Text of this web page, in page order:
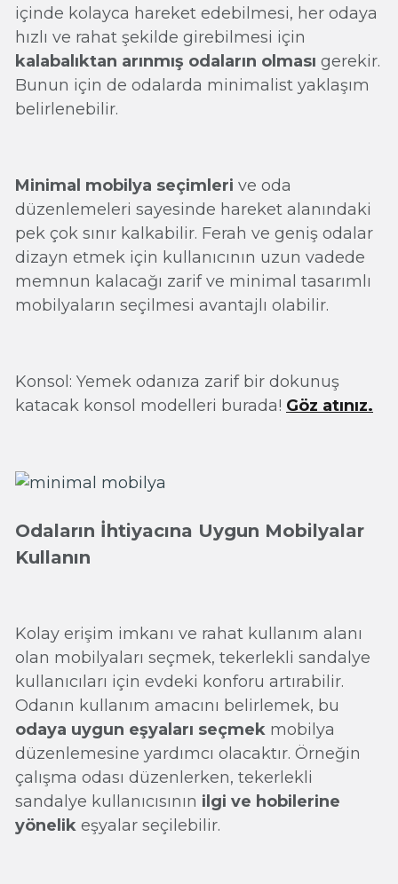
içinde kolayca hareket edebilmesi, her odaya
hızlı ve rahat şekilde girebilmesi için
kalabalıktan arınmış odaların olması gerekir.
Bunun için de odalarda minimalist yaklaşım
belirlenebilir.
Minimal mobilya seçimleri ve oda
düzenlemeleri sayesinde hareket alanındaki
pek çok sınır kalkabilir. Ferah ve geniş odalar
dizayn etmek için kullanıcının uzun vadede
memnun kalacağı zarif ve minimal tasarımlı
mobilyaların seçilmesi avantajlı olabilir.
Konsol: Yemek odanıza zarif bir dokunuş
katacak konsol modelleri burada! Göz atınız.
Odaların İhtiyacına Uygun Mobilyalar
Kullanın
Kolay erişim imkanı ve rahat kullanım alanı
olan mobilyaları seçmek, tekerlekli sandalye
kullanıcıları için evdeki konforu artırabilir.
Odanın kullanım amacını belirlemek, bu
odaya uygun eşyaları seçmek mobilya
düzenlemesine yardımcı olacaktır. Örneğin
çalışma odası düzenlerken, tekerlekli
sandalye kullanıcısının ilgi ve hobilerine
yönelik eşyalar seçilebilir.